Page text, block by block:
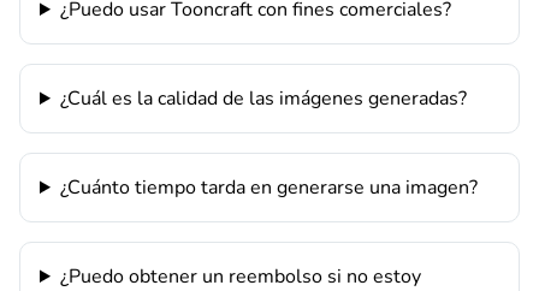
¿Puedo usar Tooncraft con fines comerciales?
¿Cuál es la calidad de las imágenes generadas?
¿Cuánto tiempo tarda en generarse una imagen?
¿Puedo obtener un reembolso si no estoy